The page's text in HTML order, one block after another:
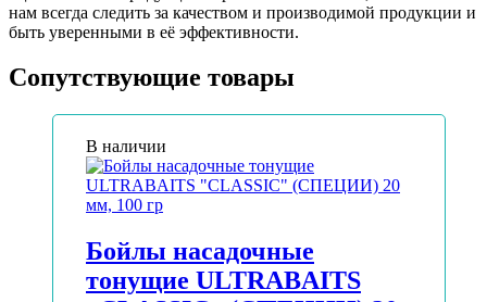
нам всегда следить за качеством и производимой продукции и
быть уверенными в её эффективности.
Сопутствующие товары
В наличии
Бойлы насадочные
тонущие ULTRABAITS